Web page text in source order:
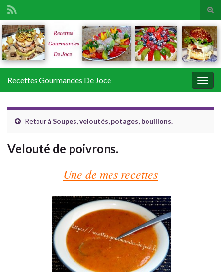
Search for:
Recettes Gourmandes De Joce
Retour à Soupes, veloutés, potages, bouillons.
Velouté de poivrons.
Une de mes recettes